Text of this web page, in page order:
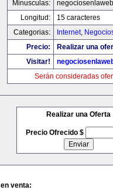
Minusculas:
Longitud:
15 caracteres
Categorias:
Internet,
Precio:
Realizar una
Visitar!
Serán consideradas
Realizar una Oferta
Precio Ofrecido $
venta: